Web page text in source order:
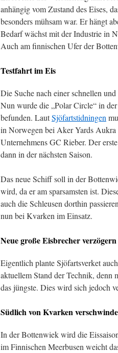
anhängig vom Zustand des Eises,
besonders mühsam war. Er hängt
Bedarf wächst mit der Industrie in
Auch am finnischen Ufer der
Testfahrt im Eis
Die Suche nach einer schnellen
Nun wurde die „Polar Circle“ in
befunden. LautSjöfartstidningen
in Norwegen bei Aker Yards Aukra
Unternehmens GC Rieber. Der
dann in der nächsten Saison.
Das neue Schiff soll in der
wird, da er am sparsamsten ist.
auch die Schleusen dorthin
nun bei Kvarken im Einsatz.
Neue große Eisbrecher
Eigentlich plante Sjöfartsverket
aktuellem Stand der Technik, denn
das jüngste. Dies wird sich jedoch
Südlich von Kvarken
In der Bottenwiek wird die
im Finnischen Meerbusen weicht